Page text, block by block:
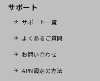
サポート
サポート一覧
よくあるご質問
お問い合わせ
APN設定の方法